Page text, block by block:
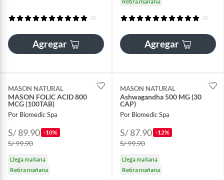
(1)
Agregar
(1)
Agregar
MASON NATURAL
MASON FOLIC ACID 800
MCG (100TAB)
Por Biomedic Spa
S/ 89.90 -10%
S/ 99.90
Llega mañana
Retira mañana
MASON NATURAL
Ashwagandha 500 MG (30
CAP)
Por Biomedic Spa
S/ 87.90 -12%
S/ 99.90
Llega mañana
Retira mañana